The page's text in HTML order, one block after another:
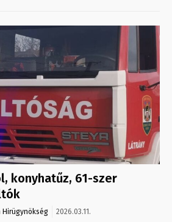
konyhatűz, 61-szer
Hirügynökség 2026.03.11.